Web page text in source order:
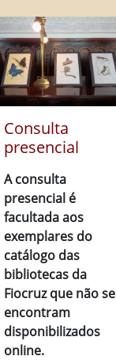
Consulta
presencial
A consulta
presencial é
facultada aos
exemplares do
catálogo das
bibliotecas da
Fiocruz que não se
encontram
disponibilizados
online.